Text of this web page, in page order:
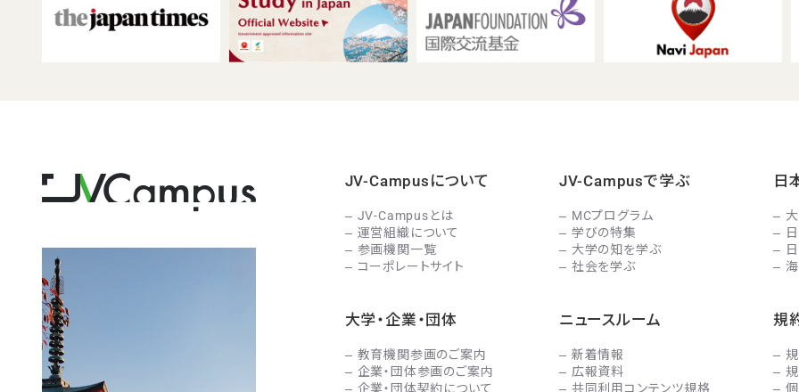
JV-Campusについて
JV-Campusとは
運営組織について
参画機関一覧
コーポレートサイト
JV-Campusで学ぶ
MCプログラム
学びの特集
大学の知を学ぶ
社会を学ぶ
日
大学・企業・団体
教育機関参画のご案内
企業・団体参画のご案内
企業・団体契約について
ニュースルーム
新着情報
広報資料
共同利用コンテンツ規格
規